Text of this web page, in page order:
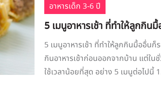
อาหารเด็ก 3-6 ปี
5 เมนูอาหารเช้า ที่ทำให้ลูกกิน
5 เมนูอาหารเช้า ที่ทำให้ลูกกินมื้ออื่น
กินอาหารเช้าก่อนออกจากบ้าน แต่ใน
ใช้เวลาน้อยที่สุด อย่าง 5 เมนูต่อไปนี้